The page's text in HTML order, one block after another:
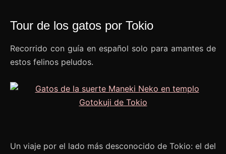
Tour de los gatos por Tokio
Recorrido con guía en español solo para amantes de
estos felinos peludos.
Un viaje por el lado más desconocido de Tokio: el del